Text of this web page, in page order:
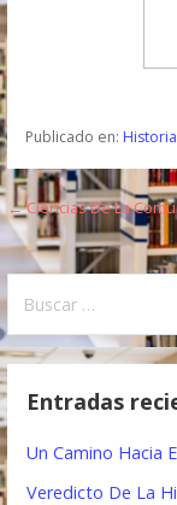
Publicado en: Historia
N
a
v
e
a
← Ciencias De La
s
Entradas
Un Camino Hacia
Veredicto De La